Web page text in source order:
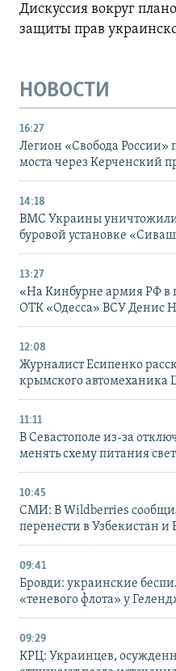
Дискуссия вокруг
защиты прав
НОВОСТИ
16:27
Легион «Свобода России»
моста через Керченский
14:18
ВМС Украины уничтожили
буровой установке
13:27
«На Кинбурне армия РФ в
ОТК «Одесса» ВСУ Денис
12:08
Журналист Есипенко
крымского автомеханика
11:11
В Севастополе из-за
менять схему питания
10:45
СМИ: В Wildberries
перенести в Узбекистан и
09:41
Бровди: украинские
«теневого флота» у
09:29
КРЦ: Украинцев,